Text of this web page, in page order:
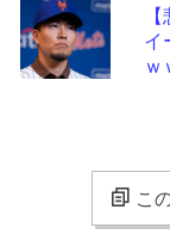
イ
こ